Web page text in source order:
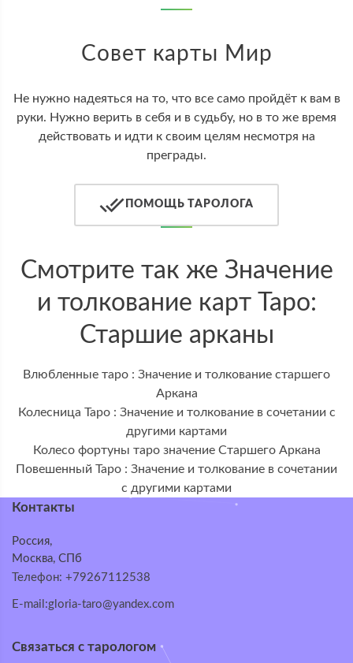
Совет карты Мир
Не нужно надеяться на то, что все само пройдёт к вам в
руки. Нужно верить в себя и в судьбу, но в то же время
действовать и идти к своим целям несмотря на
преграды.
ПОМОЩЬ ТАРОЛОГА
Cмотрите так же Значение
и толкование карт Таро:
Старшие арканы
Влюбленные таро : Значение и толкование старшего
Аркана
Колесница Таро : Значение и толкование в сочетании с
другими картами
Колесо фортуны таро значение Старшего Аркана
Повешенный Таро : Значение и толкование в сочетании
с другими картами
Контакты
Россия,
Москва, СПб
Телефон: +79267112538
E-mail:gloria-taro@yandex.com
Связаться с тарологом